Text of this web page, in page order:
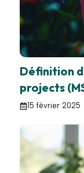
Définition
projects
15 février 2025